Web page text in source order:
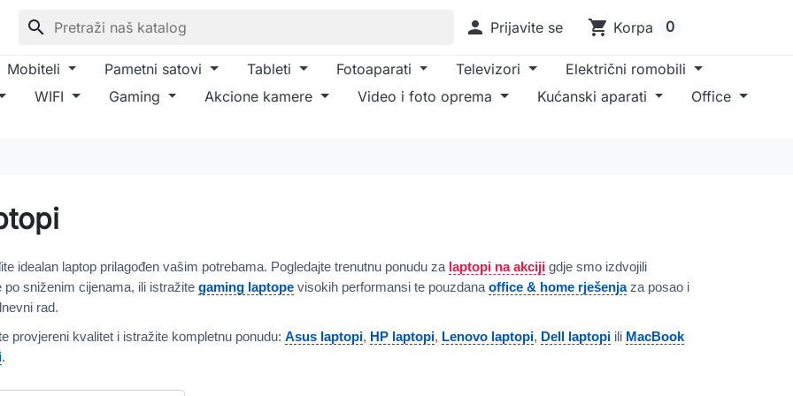
search  Prijavite se shopping_cart Korpa 0
Mobiteli Pametni satovi Tableti Fotoaparati Televizori
Električni romobili
WIFI
Gaming Akcione kamere Video i foto oprema Kućanski aparati Office
idealan laptop prilagođen vašim potrebama. Pogledajte trenutnu ponudu za laptopi na akciji gdje smo izdvojili
po sniženim cijenama, ili istražite gaming laptope visokih performansi te pouzdana office & home rješenjaza posao i
rad.
provjereni kvalitet i istražite kompletnu ponudu: Asus laptopi, HP laptopi, Lenovo laptopi, Dell laptopi ili MacBook
.